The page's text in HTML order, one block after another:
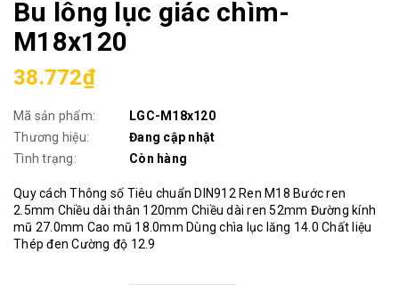
Bu lông lục giác chìm-
M18x120
38.772₫
Mã sản phẩm:
LGC-M18x120
Thương hiệu:
Đang cập nhật
Tình trạng:
Còn hàng
Quy cách Thông số Tiêu chuẩn DIN912 Ren M18 Bước ren
2.5mm Chiều dài thân 120mm Chiều dài ren 52mm Đường kính
mũ 27.0mm Cao mũ 18.0mm Dùng chìa lục lăng 14.0 Chất liệu
Thép đen Cường độ 12.9